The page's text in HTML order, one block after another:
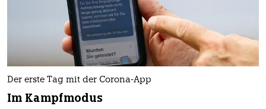
Der erste Tag mit der Corona-App
Im Kampfmodus